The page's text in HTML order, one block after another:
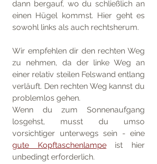
dann bergauf, wo du schließlich an
einen Hügel kommst. Hier geht es
sowohl links als auch rechtsherum.
Wir empfehlen dir den rechten Weg
zu nehmen, da der linke Weg an
einer relativ steilen Felswand entlang
verläuft. Den rechten Weg kannst du
problemlos gehen.
Wenn du zum Sonnenaufgang
losgehst, musst du umso
gute Kopftaschenlampe ist hier
unbedingt erforderlich.